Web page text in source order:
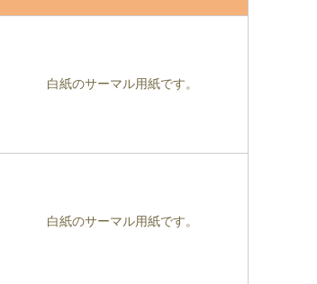
白紙のサーマル用紙です。
白紙のサーマル用紙です。